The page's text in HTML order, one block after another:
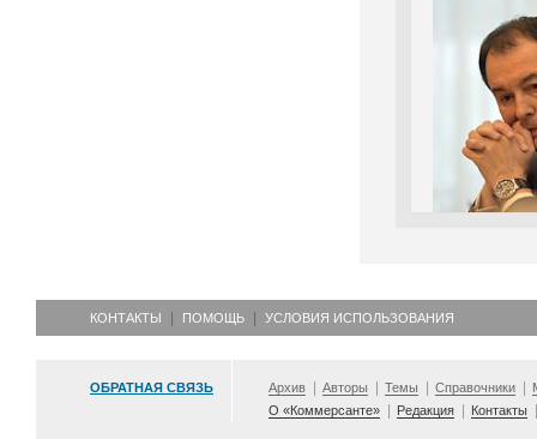
КОНТАКТЫ ПОМОЩЬ УСЛОВИЯ ИСПОЛЬЗОВАНИЯ
ОБРАТНАЯ СВЯЗЬ Архив Авторы Темы Справочники
О «Коммерсанте»
Редакция Контакты